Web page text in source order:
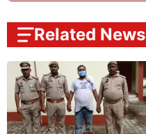
Related News